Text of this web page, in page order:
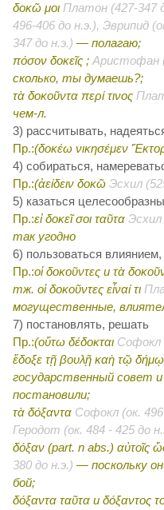
δοκῶ μοι Платон (427-347
496-406 до н.э.), Эврипид
347 до н.э.) — полагаю;
πόσον δοκεῖς ; Аристофан
сколько, ты думаешь?;
τὰ δοκοῦντα περί τινος
чем-л.
3) рассчитывать,
Пр.:(δοκέω νικησέμεν
4) собираться,
Пр.:(ἀείδειν δοκῶ Эсхил
5) казаться
Пр.:εἰ δοκεῖ σοι ταῦτα Эсхил
так угодно
6) пользоваться
Пр.:οἱ δοκοῦντες и τὰ
тж. οἱ δοκοῦντες εἶναί τι
могущественные,
7) постановлять, решать
Пр.:(οὕτω δέδοκται Софокл
ἔδοξε τῇ βουλῇ καὴ τῷ δήμῳ
государственный совет и
постановили;
τὰ δόξαντα Софокл (ок.
Геродот (ок. 484 - 425 до
δόξαν (part. n abs.) αὐτοῖς
380 до н.э.) — поскольку
бой;
δόξαντα ταῦτα и δόξαντος